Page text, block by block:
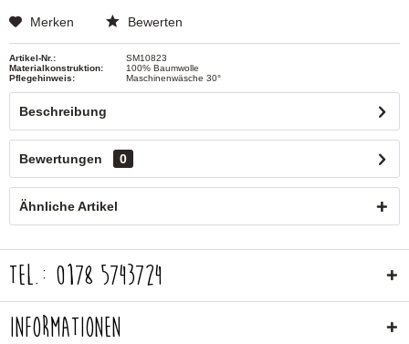
Merken Bewerten
Artikel-Nr.:
SM10823
Materialkonstruktion:
100% Baumwolle
Pflegehinweis:
Maschinenwäsche 30°
Beschreibung
Bewertungen 0
Ähnliche Artikel
Tel.: 0178 5743724
Informationen